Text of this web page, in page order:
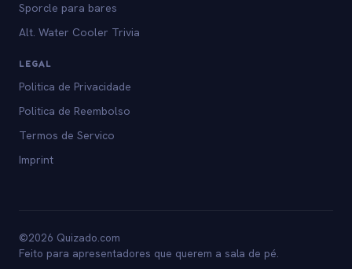
Sporcle para bares
Alt. Water Cooler Trivia
LEGAL
Politica de Privacidade
Politica de Reembolso
Termos de Servico
Imprint
©2026 Quizado.com
Feito para apresentadores que querem a sala de pé.